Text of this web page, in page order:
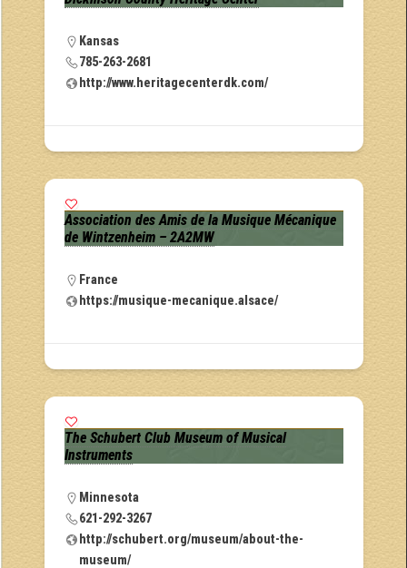
Kansas
785-263-2681
http://www.heritagecenterdk.com/
Association des Amis de la Musique Mécanique
de Wintzenheim – 2A2MW
France
https://musique-mecanique.alsace/
The Schubert Club Museum of Musical
Instruments
Minnesota
621-292-3267
http://schubert.org/museum/about-the-
museum/